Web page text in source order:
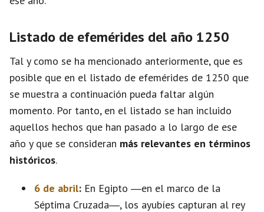
Listado de efemérides del año 1250
Tal y como se ha mencionado anteriormente, que es
posible que en el listado de efemérides de 1250 que
se muestra a continuación pueda faltar algún
momento. Por tanto, en el listado se han incluido
aquellos hechos que han pasado a lo largo de ese
año y que se consideran más relevantes en términos
históricos.
6 de abril: En Egipto ―en el marco de la
Séptima Cruzada―, los ayubíes capturan al rey